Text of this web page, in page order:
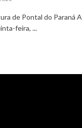
de Pontal do Paraná A
feira, ...